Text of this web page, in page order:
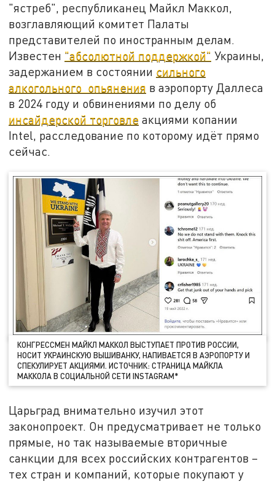
"ястреб", республиканец Майкл Маккол,
возглавляющий комитет Палаты
представителей по иностранным делам.
Известен "абсолютной поддержкой" Украины,
задержанием в состоянии сильного
алкогольного опьянения в аэропорту Даллеса
в 2024 году и обвинениями по делу об
инсайдерской торговле акциями копании
Intel, расследование по которому идёт прямо
сейчас.
КОНГРЕССМЕН МАЙКЛ МАККОЛ ВЫСТУПАЕТ ПРОТИВ РОССИИ,
НОСИТ УКРАИНСКУЮ ВЫШИВАНКУ, НАПИВАЕТСЯ В АЭРОПОРТУ И
СПЕКУЛИРУЕТ АКЦИЯМИ. ИСТОЧНИК: СТРАНИЦА МАЙКЛА
МАККОЛА В СОЦИАЛЬНОЙ СЕТИ INSTAGRAM*
Царьград внимательно изучил этот
законопроект. Он предусматривает не только
прямые, но так называемые вторичные
санкции для всех российских контрагентов –
тех стран и компаний, которые покупают у